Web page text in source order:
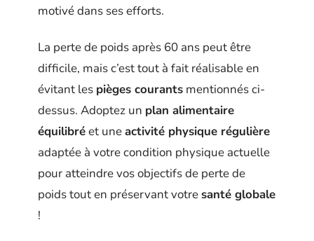
motivé dans ses efforts.
La perte de poids après 60 ans peut être
difficile, mais c’est tout à fait réalisable en
évitant les pièges courants mentionnés ci-
dessus. Adoptez un plan alimentaire
équilibréet uneactivité physique régulière
adaptée à votre condition physique actuelle
pour atteindre vos objectifs de perte de
poids tout en préservant votresanté globale
!